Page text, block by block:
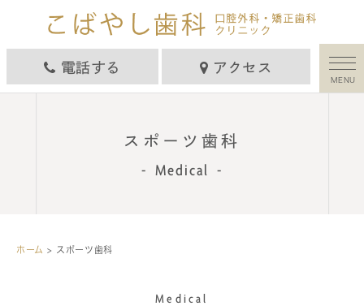
電話する アクセス
MENU
スポーツ歯科
Medical
ホーム> スポーツ歯科
Medical